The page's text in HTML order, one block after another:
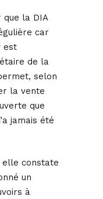
la DIA
car
est
de la
selon
la vente
que
jamais été
elle constate
un
à